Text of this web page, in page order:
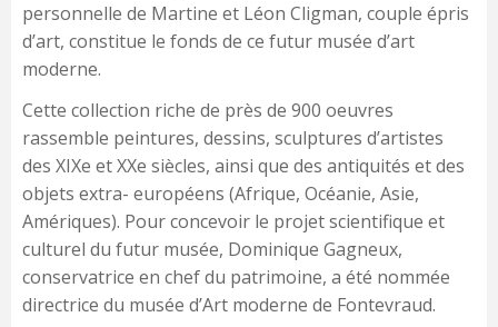
personnelle de Martine et Léon Cligman, couple épris
d’art, constitue le fonds de ce futur musée d’art
moderne.
Cette collection riche de près de 900 oeuvres
rassemble peintures, dessins, sculptures d’artistes
des XIXe et XXe siècles, ainsi que des antiquités et des
objets extra- européens (Afrique, Océanie, Asie,
Amériques). Pour concevoir le projet scientifique et
culturel du futur musée, Dominique Gagneux,
conservatrice en chef du patrimoine, a été nommée
directrice du musée d’Art moderne de Fontevraud.